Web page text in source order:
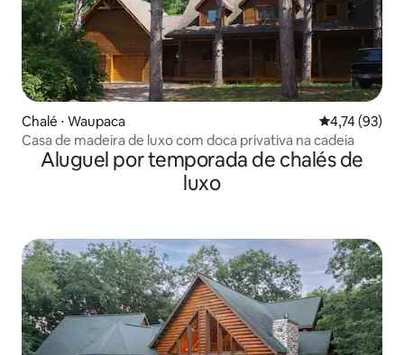
Chalé ⋅ Waupaca 4,74 de uma
4,74 (93)
Casa de madeira de luxo com doca privativa na cadeia
Aluguel por temporada de chalés de
luxo